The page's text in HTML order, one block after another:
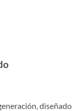
diseñado